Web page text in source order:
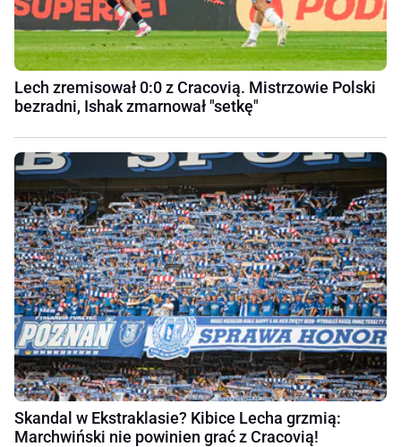
Lech zremisował 0:0 z Cracovią. Mistrzowie Polski
bezradni, Ishak zmarnował "setkę"
Skandal w Ekstraklasie? Kibice Lecha grzmią:
Marchwiński nie powinien grać z Cracovią!